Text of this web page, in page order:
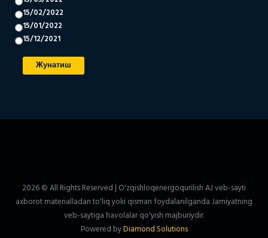
15/02/2022
15/01/2022
15/12/2021
2026 © All Rights Reserved | O'zqishloqenergoqurilish AJ veb-sayti
axborot materialladan to'liq yoki qisman foydalanilganda Jamiyatning
veb-saytiga havolalar qo'yish majburiydir.
Powered byDiamond Solutions